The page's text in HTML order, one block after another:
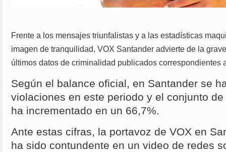
Frente a los mensajes triunfalistas y a las estadísticas
imagen de tranquilidad, VOX Santander advierte de la
últimos datos de criminalidad publicados correspondientes
Según el balance oficial, en Santander se
violaciones en este periodo y el conjunto
ha incrementado en un 66,7%.
Ante estas cifras, la portavoz de VOX en
ha sido contundente en un video de redes